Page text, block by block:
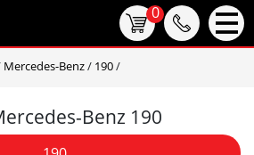
Mercedes-Benz/ 190/
Benz 190
0